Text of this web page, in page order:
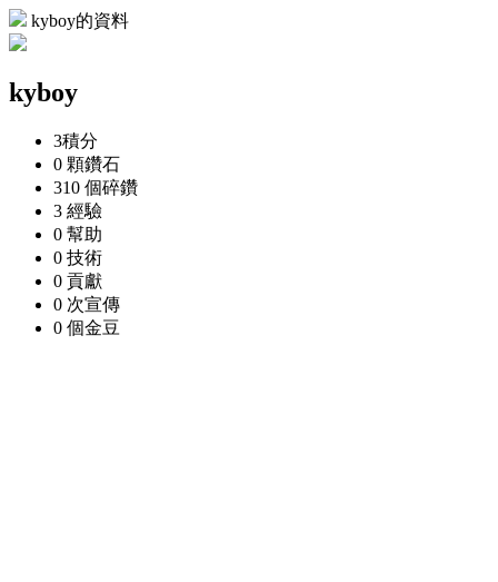
kyboy的資料
kyboy
3積分
0 顆鑽石
310 個碎鑽
3 經驗
0 幫助
0 技術
0 貢獻
0 次宣傳
0 個金豆